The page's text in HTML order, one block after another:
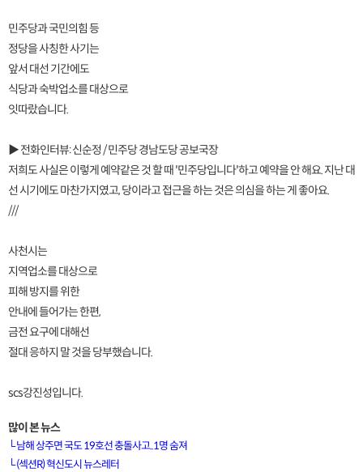
민주당과 국민의힘 등
정당을 사칭한 사기는
앞서 대선 기간에도
식당과 숙박업소를 대상으로
잇따랐습니다.
▶ 전화인터뷰: 신순정 / 민주당 경남도당 공보국장
저희도 사실은 이렇게 예약같은 것 할 때 '민주당입니다'하고 예약을 안 해요. 지난 대
선 시기에도 마찬가지였고, 당이라고 접근을 하는 것은 의심을 하는 게 좋아요.
///
사천시는
지역업소를 대상으로
피해 방지를 위한
안내에 들어가는 한편,
금전 요구에 대해선
절대 응하지 말 것을 당부했습니다.
scs강진성입니다.
많이 본 뉴스
└남해 상주면 국도 19호선 충돌사고..1명 숨져
└(섹션R) 혁신도시 뉴스레터